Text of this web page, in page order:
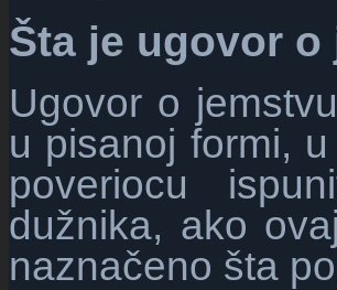
Šta je ugovor
Ugovor o
u pisanoj formi,
poveriocu
dužnika, ako
naznačeno šta